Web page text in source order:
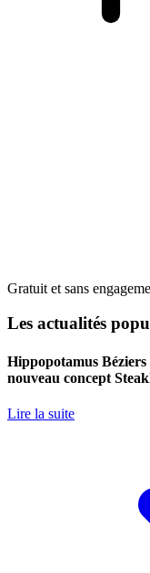
Gratuit et sans
Les actualités
Hippopotamus
nouveau concept
Lire la suite